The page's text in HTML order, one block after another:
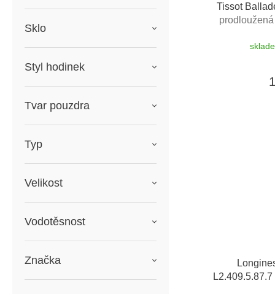
Sklo
Styl hodinek
Tvar pouzdra
Typ
Velikost
Vodotěsnost
Značka
Tissot
L2.409.5.87.7